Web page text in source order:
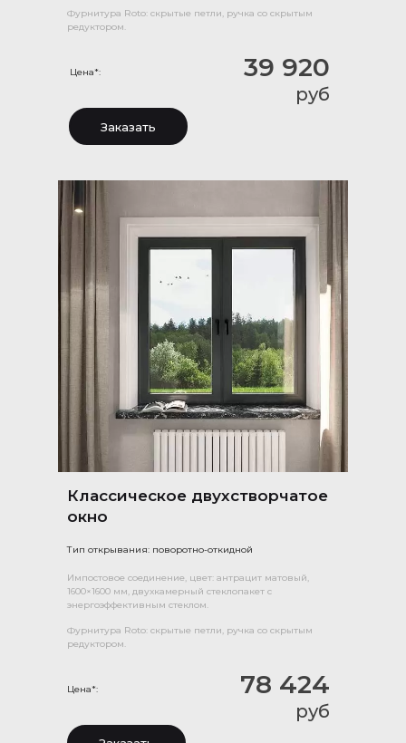
39 920
руб
Фурнитура Roto: скрытые петли, ручка со скрытым
редуктором.
Цена*:
Заказать
Классическое двухстворчатое
окно
Тип открывания: поворотно-откидной
78 424
руб
Цена*:
Импостовое соединение, цвет: антрацит матовый,
1600×1600 мм, двухкамерный стеклопакет с
энергоэффективным стеклом.
Фурнитура Roto: скрытые петли, ручка со скрытым
редуктором.